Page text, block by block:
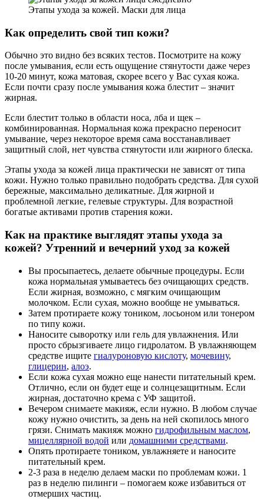
Этапы ухода за кожей. Маски для лица
Как определить свой тип кожи?
Обычно это видно без всяких тестов. Посмотрите на кожу
после умывания, если есть ощущение стянутости даже через
10-20 минут, кожа матовая, скорее всего у Вас сухая кожа.
Если почти сразу после умывания кожа блестит – значит
жирная.
Если блестит только в области носа, лба и щек –
комбинированная. Нормальная кожа прекрасно переносит
умывание, через некоторое время сама восстанавливает
защитный слой, нет чувства стянутости или жирного блеска.
Этапы ухода за кожей лица практически не зависят от типа
кожи. Нужно только правильно подобрать средства. Для сухой
бережные, максимально деликатные. Для жирной и
проблемной легкие, гелевые структуры. Для возрастной
богатые активами против старения кожи.
Как на практике выглядят этапы ухода за
кожей? Утренний и вечерний уход за кожей
Вы просыпаетесь, делаете обычные процедуры. Если
кожа нормальная умываетесь без очищающих средств.
Если жирная, возможно, с мягким очищающим
молочком. Если сухая, можно вообще не умываться.
Затем протираете кожу тоником, лосьоном или тонером
по типу кожи.
Наносите сыворотку или гель для увлажнения. Или
просто сбрызгиваете лицо гидролатом. В увлажняющем
средстве ищите гиалуроновую кислоту, мочевину,
глицерин, алоэ.
Если кожа сухая можно еще нанести питательный крем.
Отлично, если он будет еще и солнцезащитным. Если
жирная, достаточно крема с УФ защитой.
Вечером снимаете макияж, если нужно. В любом случае
кожу нужно очистить, за день на ней скопилось много
грязи. Снимать макияж можно гидрофильным маслом,
мицеллярной водой или домашними средствами.
Опять протираете тоником, увлажняете и наносите
питательный крем.
2-3 раза в неделю делаем маски по проблемам кожи. 1
раз в неделю пилинги – помогаем коже избавиться от
отмерших частиц.